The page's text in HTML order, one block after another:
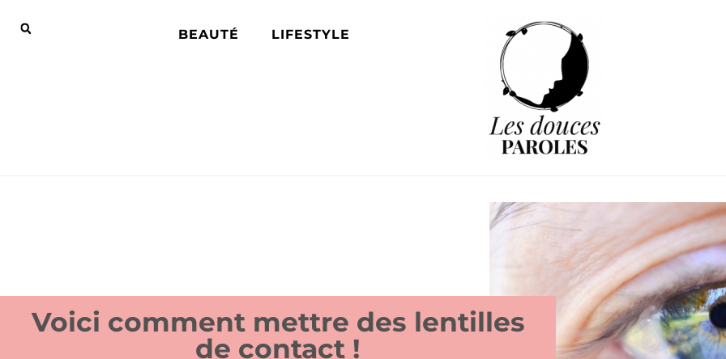
BEAUTÉ LIFESTYLE
Voici comment mettre des lentilles
de contact !